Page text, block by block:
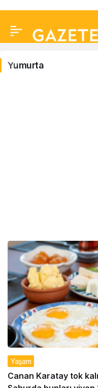
Yumurta
Yumurta
Yaşam
Canan Karatay tok